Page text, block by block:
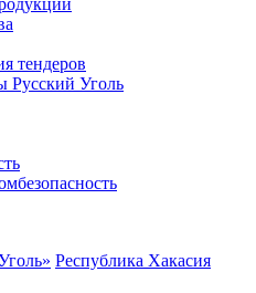
тендеров
Русский Уголь
Республика Хакасия